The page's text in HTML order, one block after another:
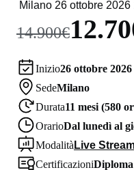
14.900€
Inizio26 ottobre 2026
SedeMilano
Durata11 mesi (580
OrarioDal lunedì al
Modalità Live
Certificazioni